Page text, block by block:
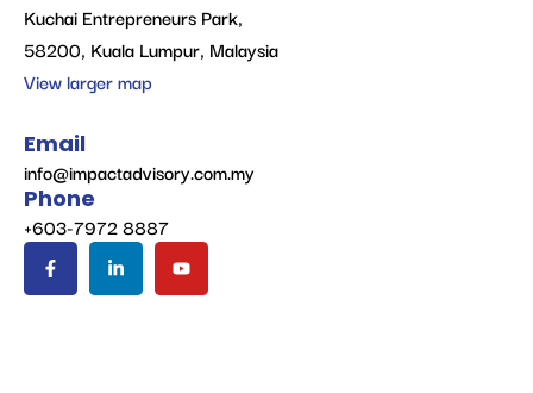
Kuchai Entrepreneurs Park,
58200, Kuala Lumpur, Malaysia
View larger map
Email
info@impactadvisory.com.my
Phone
+603-7972 8887